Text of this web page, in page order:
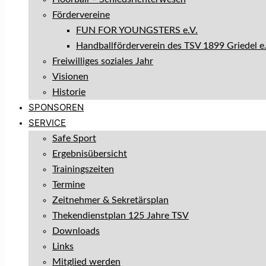
Fördervereine
FUN FOR YOUNGSTERS e.V.
Handballförderverein des TSV 1899 Griedel
Freiwilliges soziales Jahr
Visionen
Historie
SPONSOREN
SERVICE
Safe Sport
Ergebnisübersicht
Trainingszeiten
Termine
Zeitnehmer & Sekretärsplan
Thekendienstplan 125 Jahre TSV
Downloads
Links
Mitglied werden